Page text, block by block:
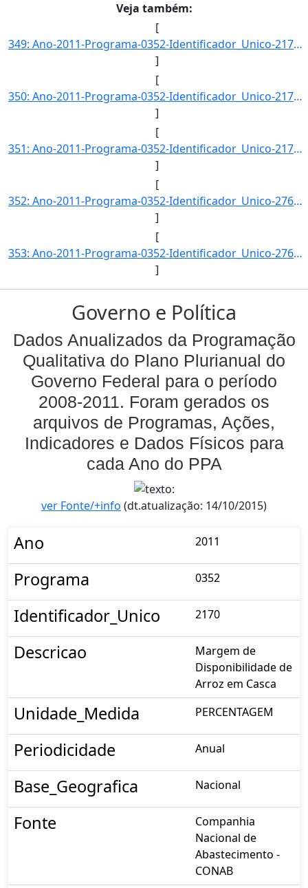
Veja também:
[
349: Ano-2011-Programa-0352-Identificador_Unico-2170-Descricao-Margem_de_Disponibilidade_de_Arroz_em_Casc]
]
[
350: Ano-2011-Programa-0352-Identificador_Unico-2171-Descricao-Margem_de_Disponibilidade_de_Milho-Unidade]
]
[
351: Ano-2011-Programa-0352-Identificador_Unico-2172-Descricao-Margem_de_Disponibilidade_de_Trigo-Unidade]
]
[
352: Ano-2011-Programa-0352-Identificador_Unico-2760-Descricao-Volume_de_Recursos_Aplicados_no_Apoio_a_Co]
]
[
353: Ano-2011-Programa-0352-Identificador_Unico-2761-Descricao-Numero_de_Produtores_Rurais_Atendidos_pelo]
]
Governo e Política
Dados Anualizados da Programação
Qualitativa do Plano Plurianual do
Governo Federal para o período
2008-2011. Foram gerados os
arquivos de Programas, Ações,
Indicadores e Dados Físicos para
cada Ano do PPA
ver Fonte/+info (dt.atualização: 14/10/2015)
Ano 2011
Programa 0352
Identificador_Unico 2170
Descricao
Margem de
Disponibilidade de
Arroz em Casca
Unidade_Medida PERCENTAGEM
Periodicidade Anual
Base_Geografica Nacional
Fonte
Companhia
Nacional de
Abastecimento -
CONAB